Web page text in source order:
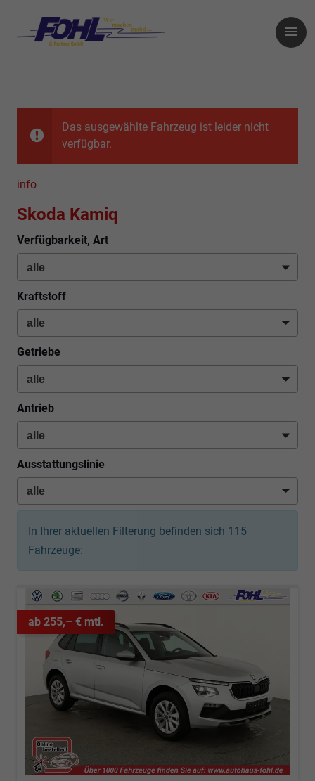
Das ausgewählte Fahrzeug ist leider nicht
verfügbar.
info
Skoda Kamiq
Verfügbarkeit, Art
Kraftstoff
Getriebe
Antrieb
Ausstattungslinie
In Ihrer aktuellen Filterung befinden sich 115
Fahrzeuge:
ab 255,– € mtl.